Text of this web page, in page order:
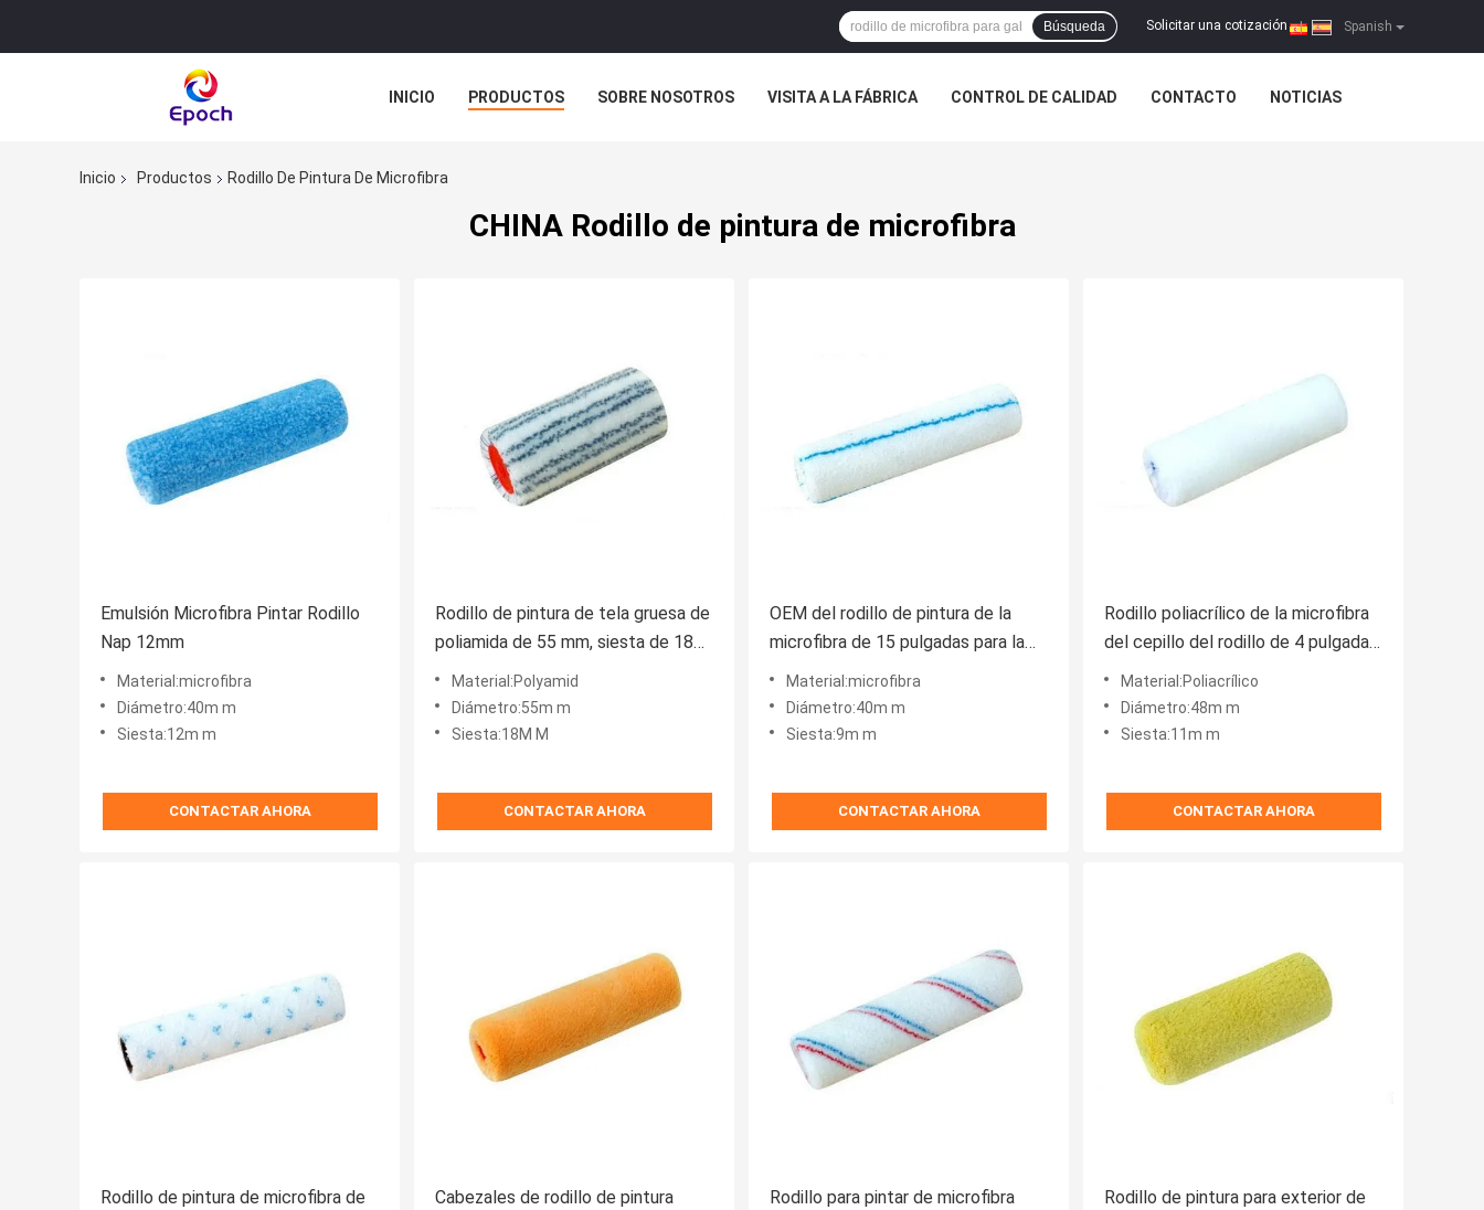
Spanish
Solicitar una cotización |
Búsqueda
INICIO PRODUCTOS SOBRE NOSOTROS VISITA A LA FÁBRICA CONTROL DE CALIDAD CONTACTO NOTICIAS
Inicio
Productos Rodillo De Pintura De Microfibra
CHINA Rodillo de pintura de microfibra
Emulsión Microfibra Pintar Rodillo
Nap 12mm
Material:microfibra
Diámetro:40m m
Siesta:12m m
CONTACTAR AHORA
Rodillo de pintura de tela gruesa de
poliamida de 55 mm, siesta de 18
mmMaterial:Polyamid
Diámetro:55m m
Siesta:18M M
CONTACTAR AHORA
OEM del rodillo de pintura de la
microfibra de 15 pulgadas para la
decoración de la casa
Material:microfibra
Diámetro:40m m
Siesta:9m m
CONTACTAR AHORA
Rodillo poliacrílico de la microfibra
del cepillo del rodillo de 4 pulgadas
mini para pintar
Material:Poliacrílico
Diámetro:48m m
Siesta:11m m
CONTACTAR AHORA
Rodillo de pintura de microfibra de
Cabezales de rodillo de pintura
Rodillo para pintar de microfibra
Rodillo de pintura para exterior de